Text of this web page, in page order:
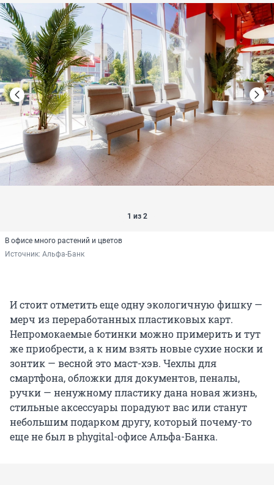
1 из 2
В офисе много растений и цветов
Источник: Альфа-Банк
И стоит отметить еще одну экологичную фишку —
мерч из переработанных пластиковых карт.
Непромокаемые ботинки можно примерить и тут
же приобрести, а к ним взять новые сухие носки и
зонтик — весной это маст-хэв. Чехлы для
смартфона, обложки для документов, пеналы,
ручки — ненужному пластику дана новая жизнь,
стильные аксессуары порадуют вас или станут
небольшим подарком другу, который почему-то
еще не был в phygital-офисе Альфа-Банка.